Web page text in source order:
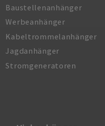
Baustellenanhänger
Werbeanhänger
Kabeltrommelanhänger
Jagdanhänger
Stromgeneratoren